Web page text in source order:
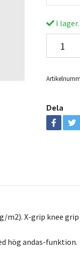
I lager.
Dela
m2). X-grip knee
hög andas-funktion.